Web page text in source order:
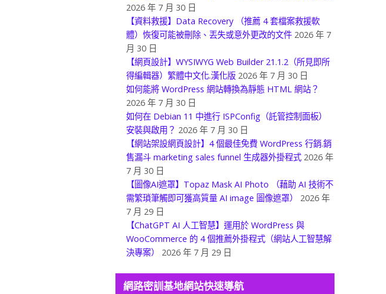
2026 年 7 月 30 日
【資料救援】Data Recovery （推薦 4 套檔案救援軟
體）恢復可能被刪除、丟失或意外更改的文件 2026 年 7
月 30 日
【網頁設計】WYSIWYG Web Builder 21.1.2（所見即所
得編輯器）繁體中文化.漢化版 2026 年 7 月 30 日
如何能將 WordPress 網站轉換為靜態 HTML 網站？
2026 年 7 月 30 日
如何在 Debian 11 中進行 ISPConfig（託管控制面板）
安裝與啟用？ 2026 年 7 月 30 日
【網站架設網頁設計】4 個最佳免費 WordPress 行銷.銷
售漏斗 marketing sales funnel 生成器外掛程式 2026 年
7 月 30 日
【圖像AI遮罩】Topaz Mask AI Photo （藉助 AI 技術不
需繁瑣筆觸即可獲高質量 AI image 圖像遮罩）
2026 年
7 月 29 日
【ChatGPT AI 人工智慧】運用於 WordPress 與
WooCommerce 的 4 個推薦外掛程式（網站人工智慧解
決專案）
2026 年 7 月 29 日
網路密訓基地網站快速導航